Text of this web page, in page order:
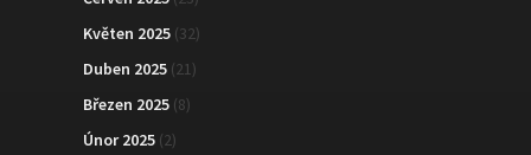
Květen 2025 (32)
Duben 2025 (21)
Březen 2025 (8)
Únor 2025 (2)